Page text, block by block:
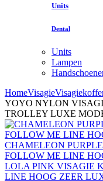
Units
Dental
Units
Lampen
HomeVisagie
YOYO NYLON
TROLLEY LUXE
CHAMELEON
FOLLOW ME LINE
LOLA PINK VISAGIE
LINE HOOG ZEER